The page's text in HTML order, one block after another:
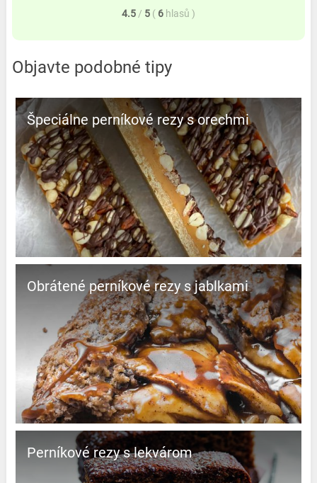
4.5 / 5 ( 6 hlasů )
Objavte podobné tipy
Špeciálne perníkové rezy s orechmi
Obrátené perníkové rezy s jablkami
Perníkové rezy s lekvárom